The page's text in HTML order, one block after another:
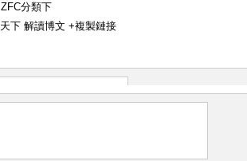
分類下
下 解讀博文 +複製鏈接